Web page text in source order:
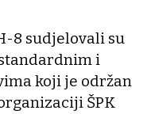
8 sudjelovali su
i
koji je održan
ŠPK